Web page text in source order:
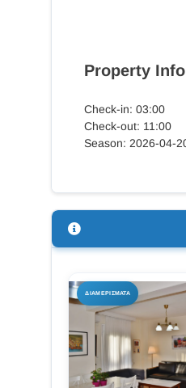
Property
Check-in: 03:00
Check-out: 11:00
Season: 2026-04-
ΔΙΑΜΕΡΊΣΜΑΤΑ